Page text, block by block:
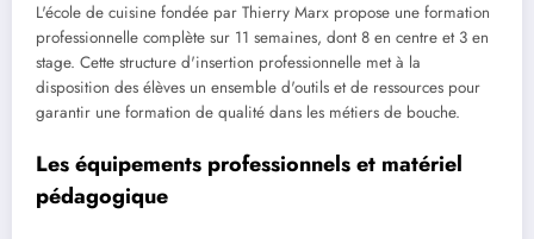
L'école de cuisine fondée par Thierry Marx propose une formation
professionnelle complète sur 11 semaines, dont 8 en centre et 3 en
stage. Cette structure d'insertion professionnelle met à la
disposition des élèves un ensemble d'outils et de ressources pour
garantir une formation de qualité dans les métiers de bouche.
Les équipements professionnels et matériel
pédagogique